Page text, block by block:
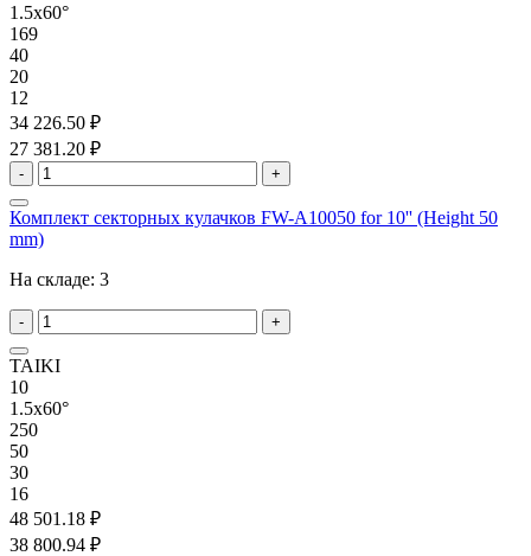
1.5x60°
169
40
20
12
34 226.50 ₽
27 381.20 ₽
- +
Комплект секторных кулачков FW-A10050 for 10'' (Height 50
mm)
На складе: 3
- +
TAIKI
10
1.5x60°
250
50
30
16
48 501.18 ₽
38 800.94 ₽